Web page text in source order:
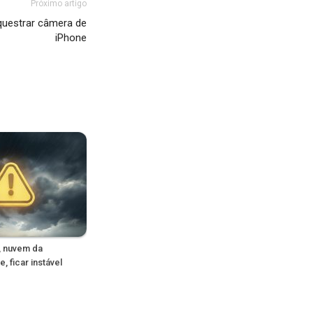
Próximo artigo
câmera de
iPhone
nuvem da
ficar instável